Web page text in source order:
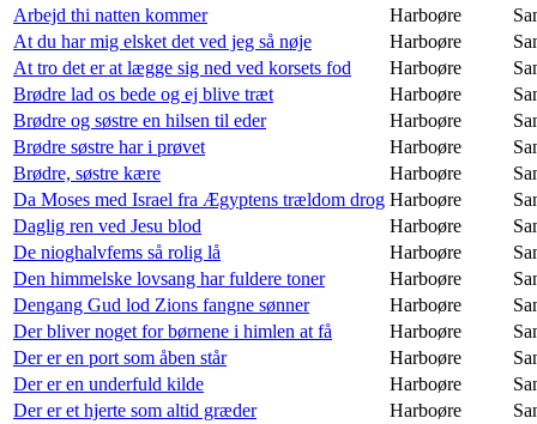
Arbejd thi natten kommer
Harboøre
At du har mig elsket det ved jeg så nøje
Harboøre
At tro det er at lægge sig ned ved korsets fod
Harboøre
Brødre lad os bede og ej blive træt
Harboøre
Brødre og søstre en hilsen til eder
Harboøre
Brødre søstre har i prøvet
Harboøre
Brødre, søstre kære
Harboøre
Da Moses med Israel fra Ægyptens trældom drog Harboøre
Daglig ren ved Jesu blod
Harboøre
De nioghalvfems så rolig lå
Harboøre
Den himmelske lovsang har fuldere toner
Harboøre
Dengang Gud lod Zions fangne sønner
Harboøre
Der bliver noget for børnene i himlen at få
Harboøre
Der er en port som åben står
Harboøre
Der er en underfuld kilde
Harboøre
Der er et hjerte som altid græder
Harboøre